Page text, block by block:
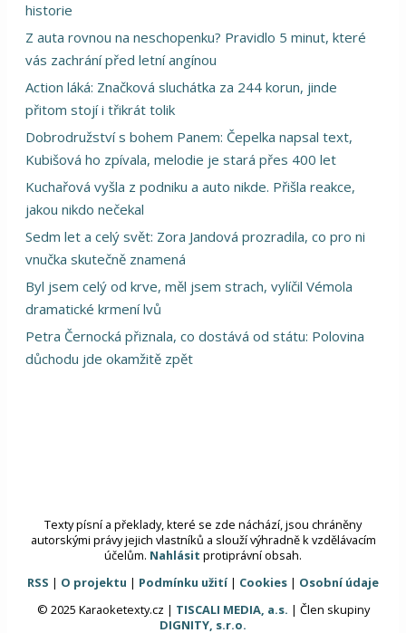
historie
Z auta rovnou na neschopenku? Pravidlo 5 minut, které
vás zachrání před letní angínou
Action láká: Značková sluchátka za 244 korun, jinde
přitom stojí i třikrát tolik
Dobrodružství s bohem Panem: Čepelka napsal text,
Kubišová ho zpívala, melodie je stará přes 400 let
Kuchařová vyšla z podniku a auto nikde. Přišla reakce,
jakou nikdo nečekal
Sedm let a celý svět: Zora Jandová prozradila, co pro ni
vnučka skutečně znamená
Byl jsem celý od krve, měl jsem strach, vylíčil Vémola
dramatické krmení lvů
Petra Černocká přiznala, co dostává od státu: Polovina
důchodu jde okamžitě zpět
Texty písní a překlady, které se zde náchází, jsou chráněny
autorskými právy jejich vlastníků a slouží výhradně k vzdělávacím
účelům. Nahlásit protiprávní obsah.
RSS | O projektu | Podmínku užití| Cookies | Osobní údaje
© 2025 Karaoketexty.cz | TISCALI MEDIA, a.s. | Člen skupiny
DIGNITY, s.r.o.